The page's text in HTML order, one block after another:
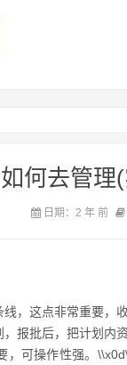
何去管
日期：2 年 前
，这点非常重要，
报批后，把计划
，可操作性强。